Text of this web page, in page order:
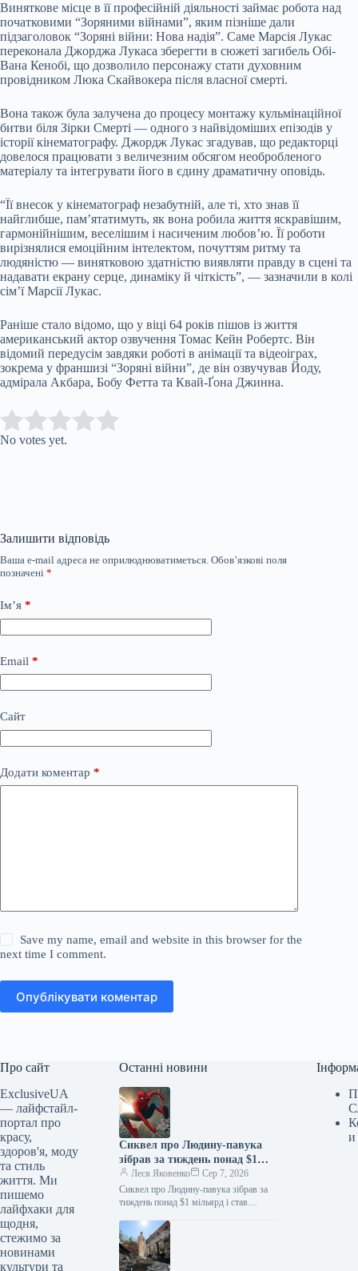
Виняткове місце в її професійній діяльності займає робота над
початковими “Зоряними війнами”, яким пізніше дали
підзаголовок “Зоряні війни: Нова надія”. Саме Марсія Лукас
переконала Джорджа Лукаса зберегти в сюжеті загибель Обі-
Вана Кенобі, що дозволило персонажу стати духовним
провідником Люка Скайвокера після власної смерті.
Вона також була залучена до процесу монтажу кульмінаційної
битви біля Зірки Смерті — одного з найвідоміших епізодів у
історії кінематографу. Джордж Лукас згадував, що редакторці
довелося працювати з величезним обсягом необробленого
матеріалу та інтегрувати його в єдину драматичну оповідь.
“Її внесок у кінематограф незабутній, але ті, хто знав її
найглибше, пам’ятатимуть, як вона робила життя яскравішим,
гармонійнішим, веселішим і насиченим любов’ю. Її роботи
вирізнялися емоційним інтелектом, почуттям ритму та
людяністю — винятковою здатністю виявляти правду в сцені та
надавати екрану серце, динаміку й чіткість”, — зазначили в колі
сім’ї Марсії Лукас.
Раніше стало відомо, що у віці 64 років пішов із життя
американський актор озвучення Томас Кейн Робертс. Він
відомий передусім завдяки роботі в анімації та відеоіграх,
зокрема у франшизі “Зоряні війни”, де він озвучував Йоду,
адмірала Акбара, Бобу Фетта та Квай-Ґона Джинна.
Rate this item:
No votes yet.
Залишити відповідь
Ваша e-mail адреса не оприлюднюватиметься. Обов’язкові поля
позначені *
Ім’я *
Email *
Сайт
Додати коментар *
Save my name, email and website in this browser for the
next time I comment.
Опублікувати коментар
Про сайт
ExclusiveUA
— лайфстайл-
портал про
красу,
здоров'я, моду
та стиль
життя. Ми
пишемо
лайфхаки для
щодня,
стежимо за
новинами
культури та
Останні новини
Сиквел про Людину-павука
зібрав за тиждень понад $1
мільярд і став найкасовішим
фільмом року
Леся Яковенко
Сер 7, 2026
Сиквел про Людину-павука зібрав за
тиждень понад $1 мільярд і став
06.08.2026 10:28 Укрінформ Стрічка
«Людина-павук: Абсолютно…
и